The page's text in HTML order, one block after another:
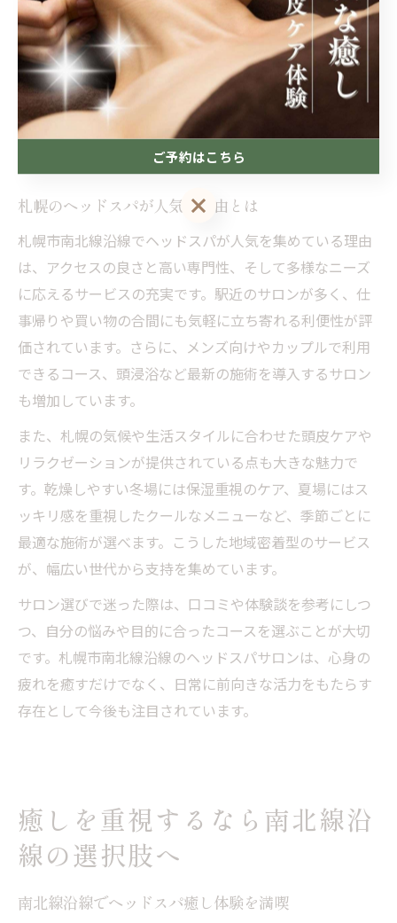
徴です。
注意点として、静けさを求める場合は事前にサロンの設
備や混雑状況、個室の有無を確認しましょう。友人やカ
ップルでの利用も増えているため、プライベートな空間
を重視する方は予約時に希望を伝えることが快適な体験
札幌のヘッドスパが人気の理由とは
札幌市南北線沿線でヘッドスパが人気を集めている理由
は、アクセスの良さと高い専門性、そして多様なニーズ
に応えるサービスの充実です。駅近のサロンが多く、仕
事帰りや買い物の合間にも気軽に立ち寄れる利便性が評
価されています。さらに、メンズ向けやカップルで利用
できるコース、頭浸浴など最新の施術を導入するサロン
も増加しています。
また、札幌の気候や生活スタイルに合わせた頭皮ケアや
リラクゼーションが提供されている点も大きな魅力で
す。乾燥しやすい冬場には保湿重視のケア、夏場にはス
ッキリ感を重視したクールなメニューなど、季節ごとに
最適な施術が選べます。こうした地域密着型のサービス
が、幅広い世代から支持を集めています。
サロン選びで迷った際は、口コミや体験談を参考にしつ
つ、自分の悩みや目的に合ったコースを選ぶことが大切
です。札幌市南北線沿線のヘッドスパサロンは、心身の
疲れを癒すだけでなく、日常に前向きな活力をもたらす
存在として今後も注目されています。
癒しを重視するなら南北線沿
線の選択肢へ
南北線沿線でヘッドスパ癒し体験を満喫
ご予約はこちら
ご予約はこちら